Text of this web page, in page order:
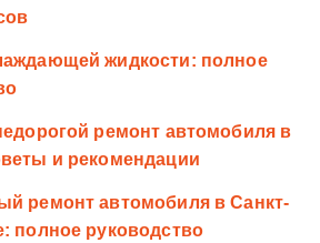
жидкости: полное
ремонт автомобиля в
и рекомендации
ремонт автомобиля в Санкт-
полное руководство